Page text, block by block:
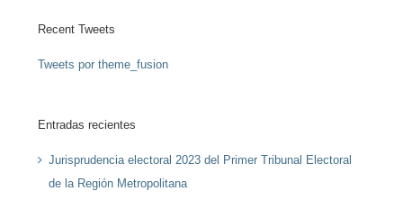
Recent Tweets
Tweets por theme_fusion
Entradas recientes
Jurisprudencia electoral 2023 del Primer Tribunal Electoral
de la Región Metropolitana